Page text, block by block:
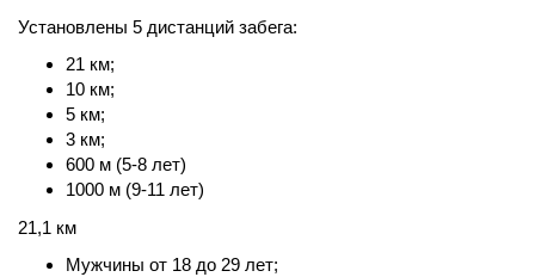
Установлены 5 дистанций забега:
21 км;
10 км;
5 км;
3 км;
600 м (5-8 лет)
1000 м (9-11 лет)
21,1 км
Мужчины от 18 до 29 лет;